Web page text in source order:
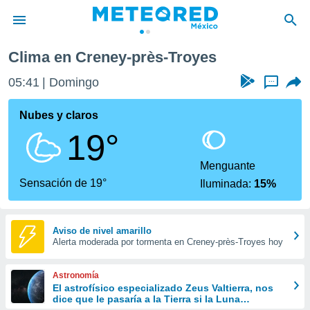
de
ha sido
calidad.
a este
las
y
forma
digital
basada
Clima en Creney-près-Troyes
05:41 Domingo ...
Nubes y claros
19°
Sensación de 19°
Menguante
Iluminada: 15%
Aviso de nivel amarillo
Alerta moderada por tormenta en Creney-près-Troyes hoy
Astronomía
El astrofísico especializado Zeus Valtierra, nos
dice que le pasaría a la Tierra si la Luna